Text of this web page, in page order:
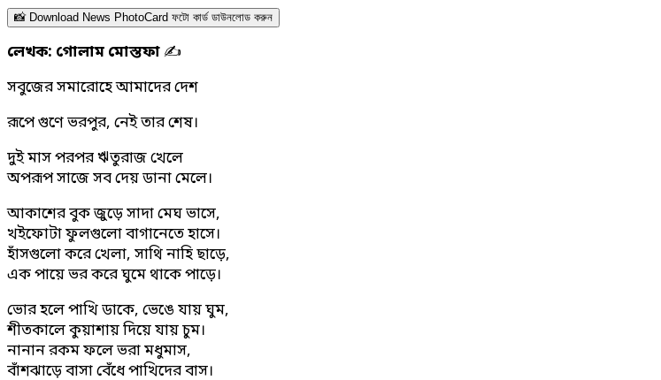
📸 Download News PhotoCard ফটো কার্ড ডাউনলোড করুন
লেখক: গোলাম মোস্তফা ✍️
সবুজের সমারোহে আমাদের দেশ
রূপে গুণে ভরপুর, নেই তার শেষ।
দুই মাস পরপর ঋতুরাজ খেলে
অপরূপ সাজে সব দেয় ডানা মেলে।
আকাশের বুক জুড়ে সাদা মেঘ ভাসে,
খইফোটা ফুলগুলো বাগানেতে হাসে।
হাঁসগুলো করে খেলা, সাথি নাহি ছাড়ে,
এক পায়ে ভর করে ঘুমে থাকে পাড়ে।
ভোর হলে পাখি ডাকে, ভেঙে যায় ঘুম,
শীতকালে কুয়াশায় দিয়ে যায় চুম।
নানান রকম ফলে ভরা মধুমাস,
বাঁশঝাড়ে বাসা বেঁধে পাখিদের বাস।